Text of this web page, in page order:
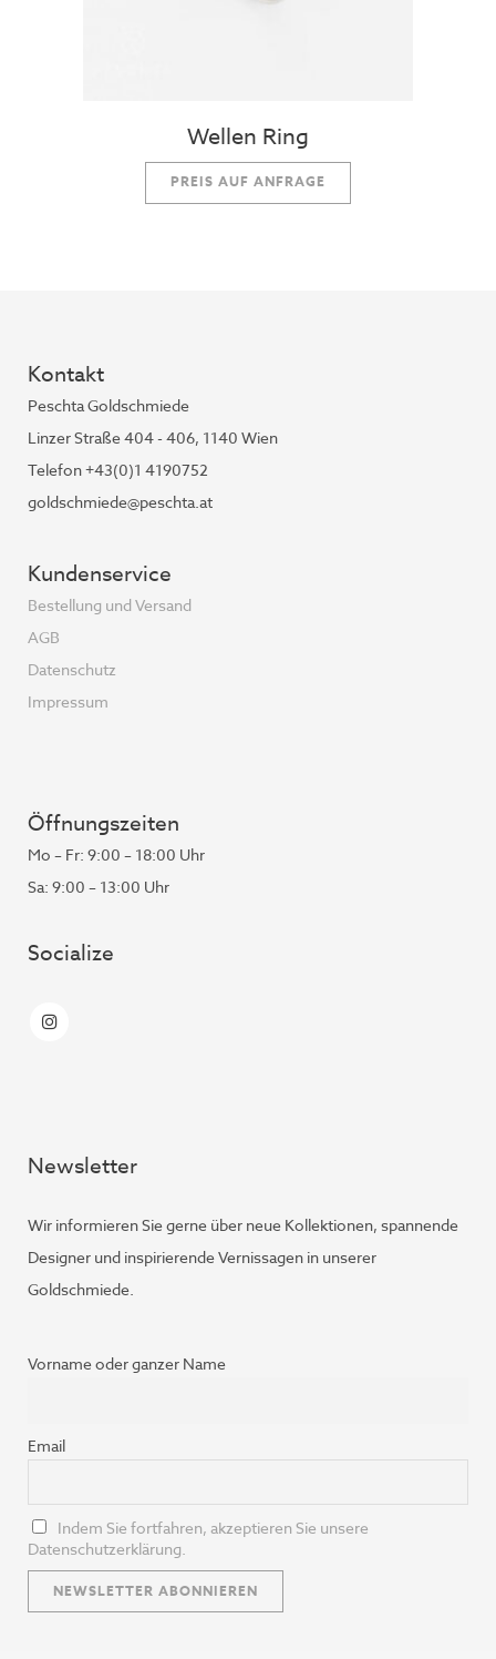
Wellen Ring
PREIS AUF ANFRAGE
Kontakt
Peschta Goldschmiede
Linzer Straße 404 - 406, 1140 Wien
Telefon +43(0)1 4190752
goldschmiede@peschta.at
Kundenservice
Bestellung und Versand
AGB
Datenschutz
Impressum
Öffnungszeiten
Mo – Fr: 9:00 – 18:00 Uhr
Sa: 9:00 – 13:00 Uhr
Socialize
Newsletter
Wir informieren Sie gerne über neue Kollektionen, spannende
Designer und inspirierende Vernissagen in unserer
Goldschmiede.
Vorname oder ganzer Name
Email
Indem Sie fortfahren, akzeptieren Sie unsere
Datenschutzerklärung.